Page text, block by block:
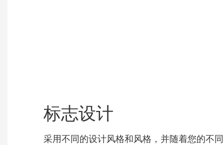
标志设计
采用不同的设计风格和风格，并随着您的不